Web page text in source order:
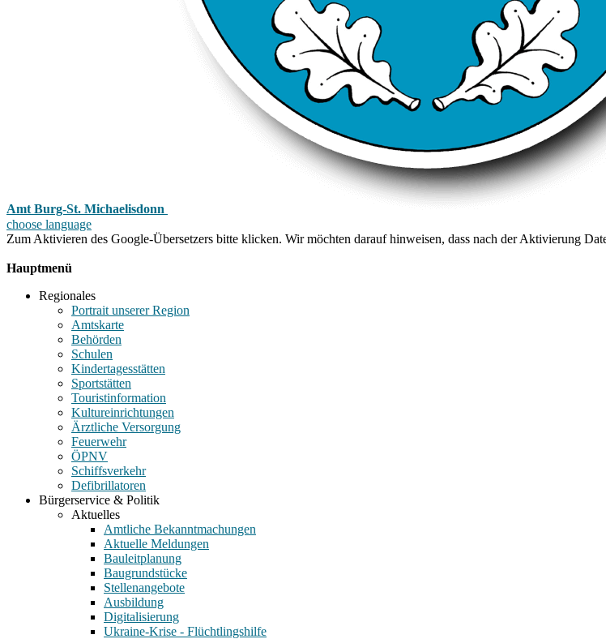
Amt Burg-St. Michaelisdonn
choose language
Zum Aktivieren des Google-Übersetzers bitte klicken. Wir möchten darauf hinweisen, dass nach der Aktivierung
Hauptmenü
Regionales
Portrait unserer Region
Amtskarte
Behörden
Schulen
Kindertagesstätten
Sportstätten
Touristinformation
Kultureinrichtungen
Ärztliche Versorgung
Feuerwehr
ÖPNV
Schiffsverkehr
Defibrillatoren
Bürgerservice & Politik
Aktuelles
Amtliche Bekanntmachungen
Aktuelle Meldungen
Bauleitplanung
Baugrundstücke
Stellenangebote
Ausbildung
Digitalisierung
Ukraine-Krise - Flüchtlingshilfe